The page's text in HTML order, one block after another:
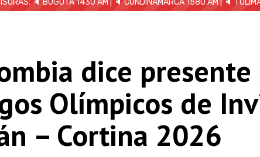
dice
Olímpicos de
– Cortina 2026